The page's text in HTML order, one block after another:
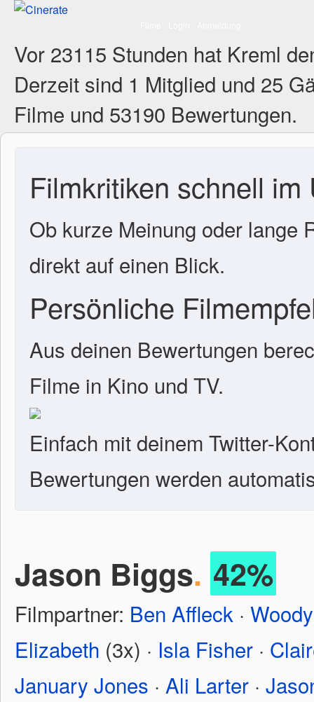
Vor 23115 Stunden hat Kreml
Derzeit sind 1 Mitglied und 25
Filme und 53190 Bewertungen.
Filmkritiken schnell im
Ob kurze Meinung oder lange
direkt auf einen Blick.
Persönliche
Aus deinen Bewertungen
Filme in Kino und TV.
Einfach mit deinem Twitter-
Bewertungen werden
Jason Biggs. 42%
Filmpartner: Ben Affleck ·
Elizabeth (3x) · Isla Fisher ·
January Jones · Ali Larter ·